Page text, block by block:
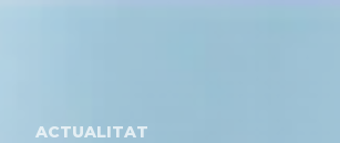
ACTUALITAT